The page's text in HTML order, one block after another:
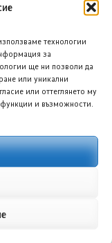
технологии
за
ще ни позволи да
или уникални
или оттеглянето му
и възможности.
за американския
модел за 2027
→